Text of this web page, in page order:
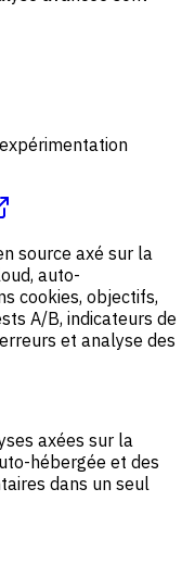
source axé sur la
auto-
cookies, objectifs,
A/B, indicateurs de
et analyse des
axées sur la
hébergée et des
dans un seul